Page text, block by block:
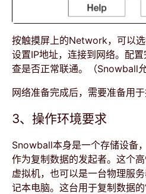
按触摸屏上的Network，可以
设置IP地址，连接到网络。配
查是否正常联通。（Snowball
网络准备完成后，需要准备用
3、操作环境要求
Snowball本身是一个存储设备
作为复制数据的发起者。这个
虚拟机，也可以是一台物理服
记本电脑。这台用于复制数据